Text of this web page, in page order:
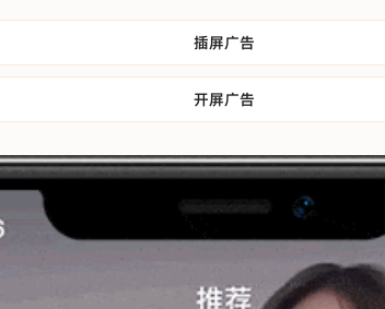
插屏广告
开屏广告